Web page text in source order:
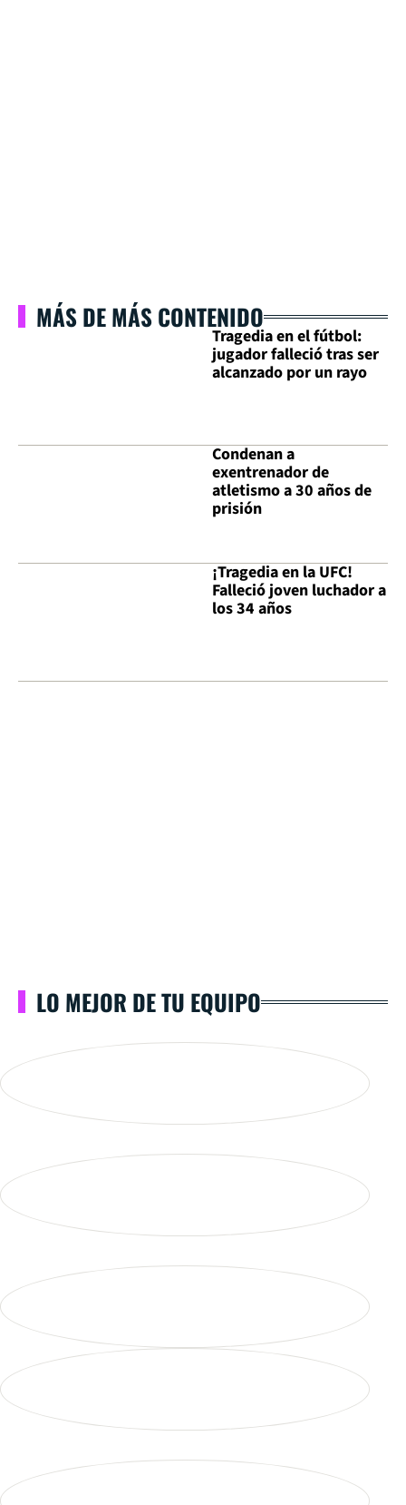
MÁS DE MÁS CONTENIDO
Tragedia en el fútbol:
jugador falleció tras ser
alcanzado por un rayo
Condenan a
exentrenador de
atletismo a 30 años de
prisión
¡Tragedia en la UFC!
Falleció joven luchador a
los 34 años
LO MEJOR DE TU EQUIPO